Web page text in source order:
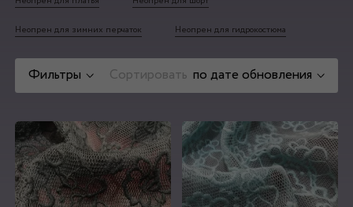
Неопрен для зимних перчаток Неопрен для гидрокостюма
Фильтры Сортировать по дате обновления